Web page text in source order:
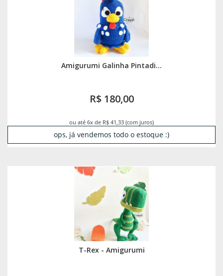
Amigurumi Galinha Pintadi...
R$ 180,00
ou até 6x de R$ 41,33 (com juros)
ops, já vendemos todo o estoque :)
T-Rex - Amigurumi